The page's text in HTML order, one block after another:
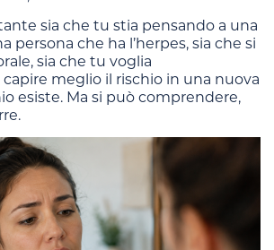
sia che tu stia pensando a una
persona che ha l’herpes, sia che si
sia che tu voglia
meglio il rischio in una nuova
esiste. Ma si può comprendere,